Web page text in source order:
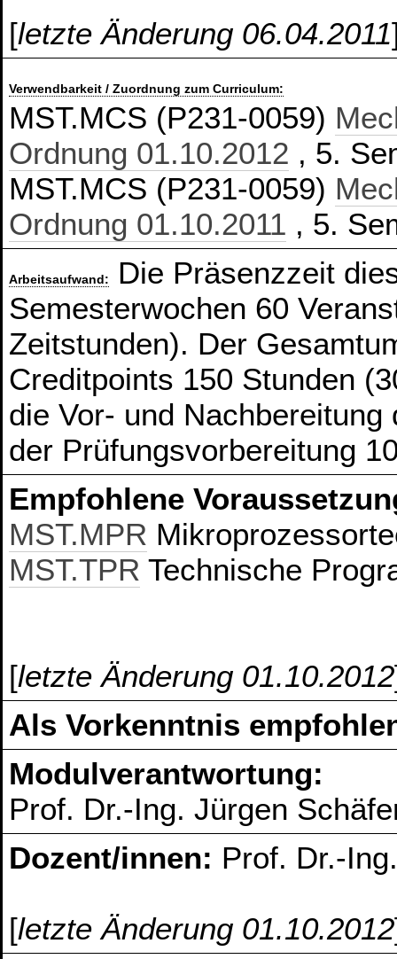
[letzte Änderung 06.04.2011
Verwendbarkeit / Zuordnung zum Curriculum:
MST.MCS (P231-0059)
Ordnung 01.10.2012 , 5.
MST.MCS (P231-0059)
Ordnung 01.10.2011 , 5.
Arbeitsaufwand:
Die Präsenzzeit
Semesterwochen 60
Zeitstunden). Der
Creditpoints 150 Stunden
die Vor- und
der Prüfungsvorbereitung
Empfohlene
MST.MPR
MST.TPR Technische
[letzte Änderung 01.10.2012
Als Vorkenntnis
Modulverantwortung:
Prof. Dr.-Ing. Jürgen
Dozent/innen: Prof. Dr.-
[letzte Änderung 01.10.2012